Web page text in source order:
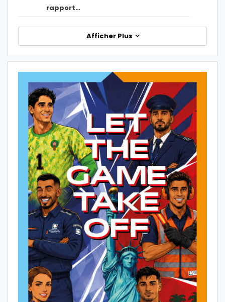
rapport…
Afficher Plus